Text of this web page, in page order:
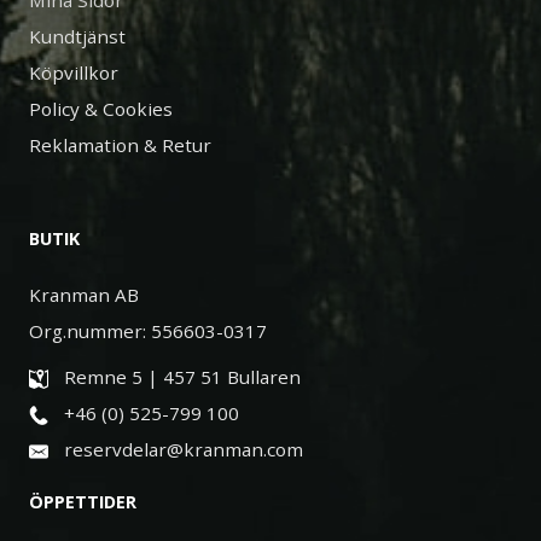
Kundtjänst
Köpvillkor
Policy & Cookies
Reklamation & Retur
BUTIK
Kranman AB
Org.nummer: 556603-0317
Remne 5 | 457 51 Bullaren
+46 (0) 525-799 100
reservdelar@kranman.com
ÖPPETTIDER